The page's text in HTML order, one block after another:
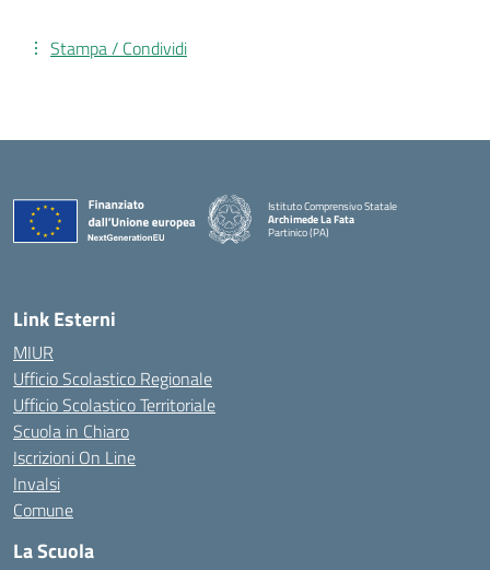
Stampa / Condividi
Istituto Comprensivo Statale
Archimede La Fata
Partinico (PA)
Link Esterni
MIUR
Ufficio Scolastico Regionale
Ufficio Scolastico Territoriale
Scuola in Chiaro
Iscrizioni On Line
Invalsi
Comune
La Scuola